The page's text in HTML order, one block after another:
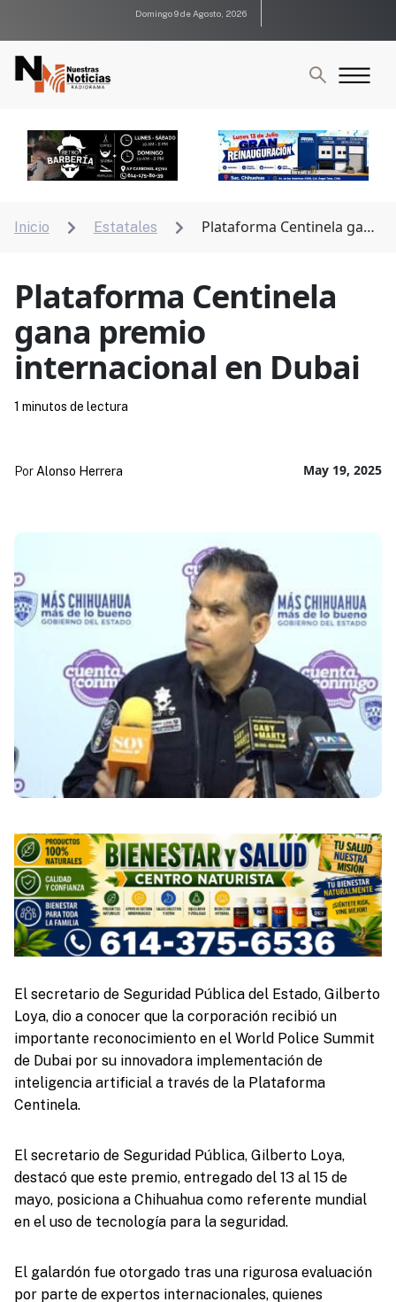
Domingo 9 de Agosto, 2026
Inicio  Estatales 
Plataforma Centinela gana
Plataforma Centinela
gana premio
internacional en Dubai
May 19, 2025
Por Alonso Herrera
1 minutos de lectura
El secretario de Seguridad Pública del Estado, Gilberto
Loya, dio a conocer que la corporación recibió un
importante reconocimiento en el World Police Summit
de Dubai por su innovadora implementación de
inteligencia artificial a través de la Plataforma
Centinela.
El secretario de Seguridad Pública, Gilberto Loya,
destacó que este premio, entregado del 13 al 15 de
mayo, posiciona a Chihuahua como referente mundial
en el uso de tecnología para la seguridad.
El galardón fue otorgado tras una rigurosa evaluación
por parte de expertos internacionales, quienes